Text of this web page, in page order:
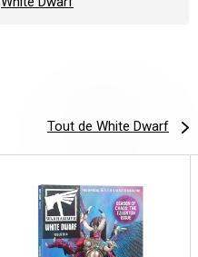
Tout de White Dwarf